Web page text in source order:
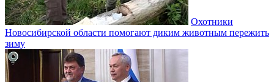
Охотники
Новосибирской области помогают диким животным пережить
зиму